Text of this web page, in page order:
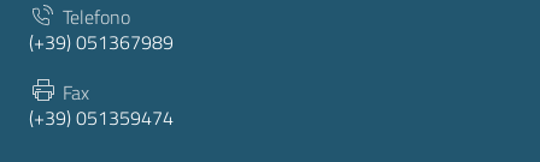
Telefono
(+39) 051367989
Fax
(+39) 051359474